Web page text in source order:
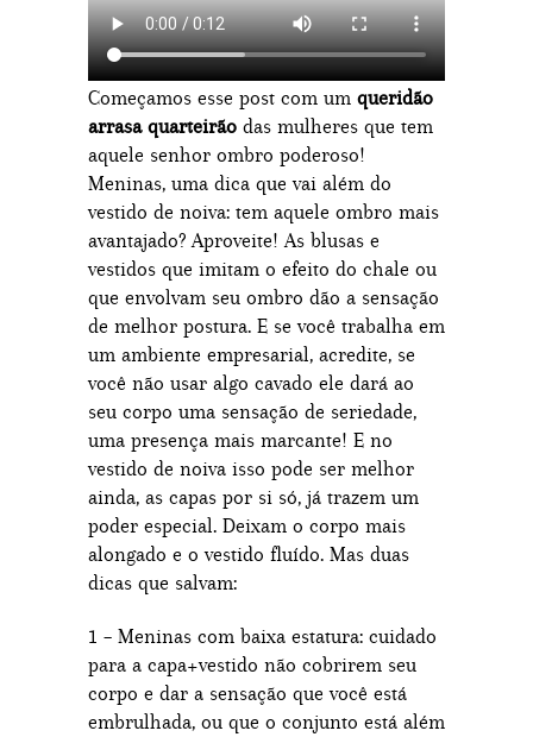
Começamos esse post com um queridão
arrasa quarteirão das mulheres que tem
aquele senhor ombro poderoso!
Meninas, uma dica que vai além do
vestido de noiva: tem aquele ombro mais
avantajado? Aproveite! As blusas e
vestidos que imitam o efeito do chale ou
que envolvam seu ombro dão a sensação
de melhor postura. E se você trabalha em
um ambiente empresarial, acredite, se
você não usar algo cavado ele dará ao
seu corpo uma sensação de seriedade,
uma presença mais marcante! E no
vestido de noiva isso pode ser melhor
ainda, as capas por si só, já trazem um
poder especial. Deixam o corpo mais
alongado e o vestido fluído. Mas duas
dicas que salvam:
1 – Meninas com baixa estatura: cuidado
para a capa+vestido não cobrirem seu
corpo e dar a sensação que você está
embrulhada, ou que o conjunto está além